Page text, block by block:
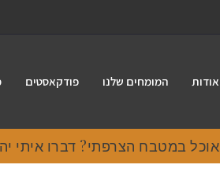
אודות המומחים שלנו פודקאסטים
במטבח הצרפתי? דברו איתי יהודית